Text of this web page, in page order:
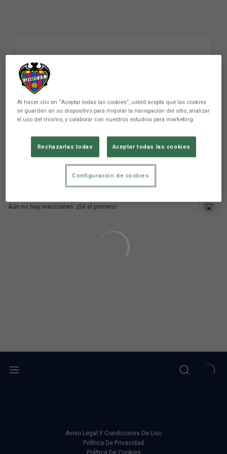
Oier: "En el Coliseum
cuesta mucho ganar y
estamos muy
contentos
Aún no hay reacciones. ¡Sé el primero!
Aviso Legal Y Condiciones De Uso
Política De Privacidad
Política De Cookies
Al hacer clic en “Aceptar todas las cookies”, usted acepta que las cookies
se guarden en su dispositivo para mejorar la navegación del sitio, analizar
el uso del mismo, y colaborar con nuestros estudios para marketing.
Rechazarlas todas Aceptar todas las cookies
Configuración de cookies